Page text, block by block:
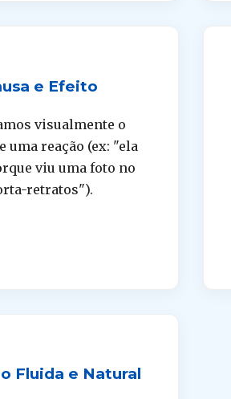
e Efeito
visualmente o
uma reação (ex: "ela
viu uma foto no
retratos").
Fluida e Natural